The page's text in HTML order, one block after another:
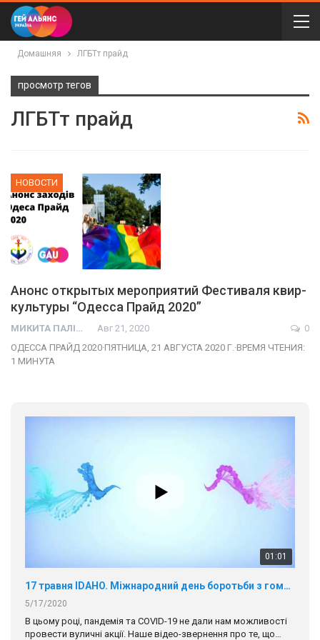
Домашняя ЛГБТт прайд
просмотр тегов
ЛГБТт прайд
НОВОСТИ
Анонс открытых мероприятий Фестиваля квир-
культуры “Одесса Прайд 2020”
МИКИТА ПАЛІЙ Авг 21, 2020
0
ОДЕССА ПРАЙД 2020·ПЯТНИЦА, 21 АВГУСТА 2020 Г.·ВРЕМЯ ЧТЕНИЯ:
1 МИНУТА
01:01
17 травня IDAHO. Міжнародний день боротьби з гомофобією трансфобією і біфобія.
5/17/2020
В цьому році, пандемія та COVІD-19 не дали нам можливості
провести вуличні акції. Наше відео-звернення про те, що